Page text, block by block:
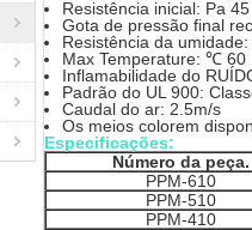
Resistência inicial: Pa 45
Gota de pressão final
Resistência da umidade:
Max Temperature: ℃ 60
Inflamabilidade do
Padrão do UL 900:
Caudal do ar: 2.5m/s
Os meios colorem
Especificações:
Número da peça.
PPM-610
PPM-510
PPM-410